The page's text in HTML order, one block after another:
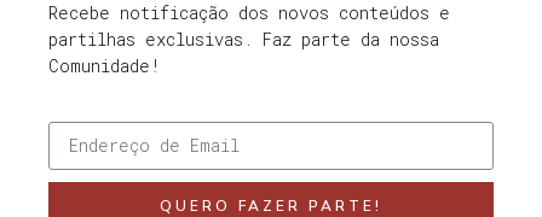
Recebe notificação dos novos conteúdos e
partilhas exclusivas. Faz parte da nossa
Comunidade!
QUERO FAZER PARTE!